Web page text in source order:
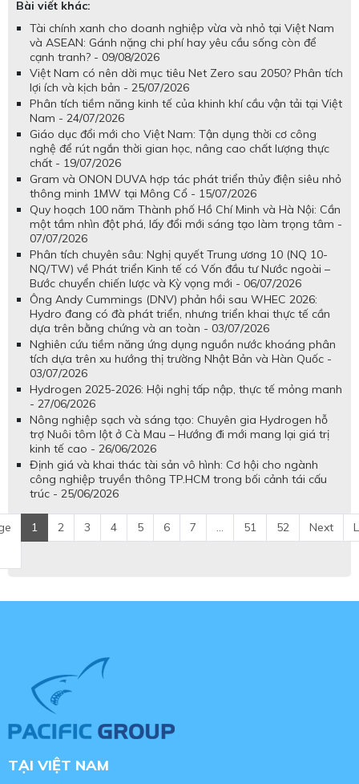
Bài viết khác:
Tài chính xanh cho doanh nghiệp vừa và nhỏ tại Việt Nam
và ASEAN: Gánh nặng chi phí hay yêu cầu sống còn để
cạnh tranh? - 09/08/2026
Việt Nam có nên dời mục tiêu Net Zero sau 2050? Phân tích
lợi ích và kịch bản - 25/07/2026
Phân tích tiềm năng kinh tế của khinh khí cầu vận tải tại Việt
Nam - 24/07/2026
Giáo dục đổi mới cho Việt Nam: Tận dụng thời cơ công
nghệ để rút ngắn thời gian học, nâng cao chất lượng thực
chất - 19/07/2026
Gram và ONON DUVA hợp tác phát triển thủy điện siêu nhỏ
thông minh 1MW tại Mông Cổ - 15/07/2026
Quy hoạch 100 năm Thành phố Hồ Chí Minh và Hà Nội: Cần
một tầm nhìn đột phá, lấy đổi mới sáng tạo làm trọng tâm -
07/07/2026
Phân tích chuyên sâu: Nghị quyết Trung ương 10 (NQ 10-
NQ/TW) về Phát triển Kinh tế có Vốn đầu tư Nước ngoài –
Bước chuyển chiến lược và Kỳ vọng mới - 06/07/2026
Ông Andy Cummings (DNV) phản hồi sau WHEC 2026:
Hydro đang có đà phát triển, nhưng triển khai thực tế cần
dựa trên bằng chứng và an toàn - 03/07/2026
Nghiên cứu tiềm năng ứng dụng nguồn nước khoáng phân
tích dựa trên xu hướng thị trường Nhật Bản và Hàn Quốc -
03/07/2026
Hydrogen 2025-2026: Hội nghị tấp nập, thực tế mỏng manh
- 27/06/2026
Nông nghiệp sạch và sáng tạo: Chuyên gia Hydrogen hỗ
trợ Nuôi tôm lột ở Cà Mau – Hướng đi mới mang lại giá trị
kinh tế cao - 26/06/2026
Định giá và khai thác tài sản vô hình: Cơ hội cho ngành
công nghiệp truyền thông TP.HCM trong bối cảnh tái cấu
trúc - 25/06/2026
1 2 3 4 5 6 7 ... 51 52 Next
TẠI VIỆT NAM